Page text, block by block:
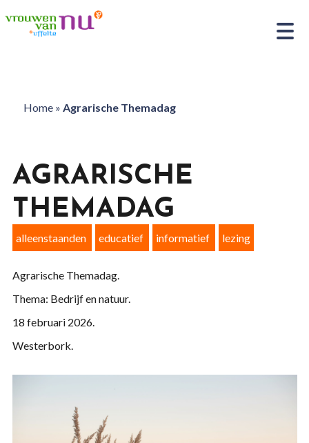
Home» Agrarische Themadag
AGRARISCHE
THEMADAG
alleenstaanden educatief informatief lezing
Agrarische Themadag.
Thema: Bedrijf en natuur.
18 februari 2026.
Westerbork.